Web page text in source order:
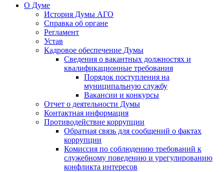
О Думе
История Думы АГО
Справка об органе
Регламент
Устав
Кадровое обеспечение Думы
Сведения о вакантных должностях и
квалификационные требования
Порядок поступления на
муниципальную службу
Вакансии и конкурсы
Отчет о деятельности Думы
Контактная информация
Противодействие коррупции
Обратная связь для сообщений о фактах
коррупции
Комиссия по соблюдению требований к
служебному поведению и урегулированию
конфликта интересов